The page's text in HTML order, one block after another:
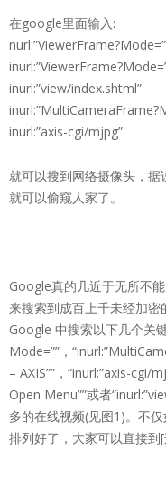
在google里面输入:
nurl:”ViewerFrame?Mode=”
inurl:”view/index.shtml”
inurl:”axis-cgi/mjpg”
就可以搜到网络摄像头，
就可以偷窥人家了。
Google真的几近于无所不
来搜索到成百上千未经加
Google 中搜索以下几个关
Mode=””，
– AXIS””，“inurl:”axis-cgi/
Open Menu””或者
多的在线视频(见图1)。不
排列好了，大家可以直接到[